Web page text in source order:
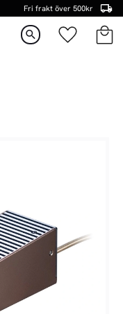
Fri frakt över 500kr
search Favoriter